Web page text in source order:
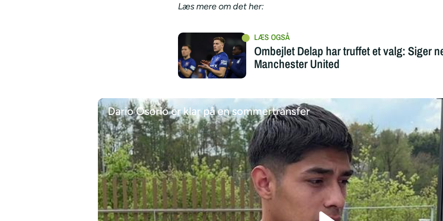
Læs mere om det her:
Ombejlet Delap har truffet et valg: Siger
Manchester United
Dario Osorio er klar på en sommertransfer